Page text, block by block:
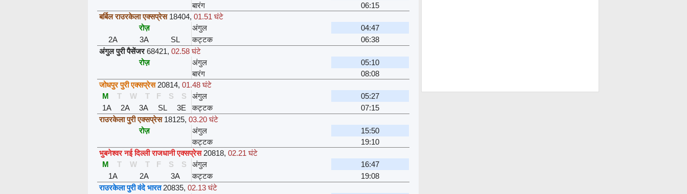
बारंग
06:15
बर्बिल राउरकेला एक्सप्रेस 18404,01.51 घंटे
रोज़
अंगुल
04:47
2A
3A SL कट्टक
06:38
अंगुल पुरी पैसेंजर 68421,02.58 घंटे
रोज़
अंगुल
05:10
बारंग
08:08
जोधपुर पुरी एक्सप्रेस 20814,01.48 घंटे
M
T W T F S S अंगुल
05:27
1A
2A 3A SL 3E कट्टक
07:15
राउरकेला पुरी एक्सप्रेस 18125,03.20 घंटे
रोज़
अंगुल
15:50
कट्टक
19:10
भुबनेश्वर नई दिल्ली राजधानी एक्सप्रेस 20818,02.21 घंटे
M
T W T F S S अंगुल
16:47
1A
2A 3A कट्टक
19:08
राउरकेला पुरी वंदे भारत 20835,02.13 घंटे